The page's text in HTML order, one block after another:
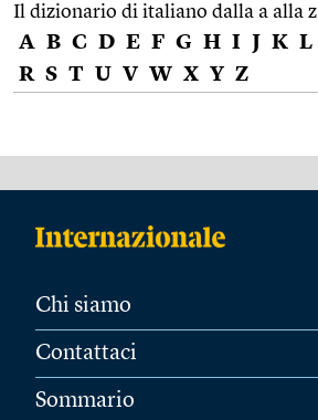
Il dizionario di italiano dalla a alla z
A B C D E F G H I J K L
R S T U V W X Y Z
Chi siamo
Contattaci
Sommario